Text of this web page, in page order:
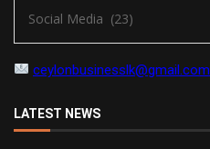
ceylonbusinesslk@gmail.com
LATEST NEWS